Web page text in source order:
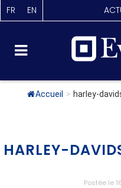
FR EN
Accueil > harley-
HARLEY-
Postée le